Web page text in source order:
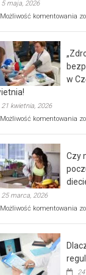
5 maja, 2026
Możliwość komentowania
w
21 kwietnia, 2026
Możliwość komentowania
w
Czy
25 marca, 2026
Możliwość komentowania
że